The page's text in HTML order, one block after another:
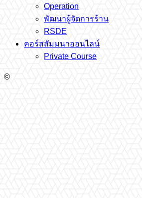
Operation
พัฒนาผู้จัดการร้าน
RSDE
คอร์สสัมมนาออนไลน์
Private Course
©